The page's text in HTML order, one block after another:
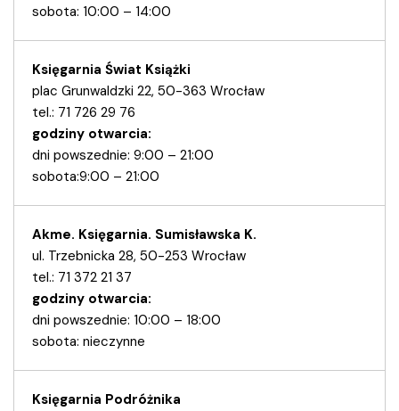
sobota: 10:00 – 14:00
Księgarnia Świat Książki
plac Grunwaldzki 22, 50-363 Wrocław
tel.: 71 726 29 76
godziny otwarcia:
dni powszednie: 9:00 – 21:00
sobota:9:00 – 21:00
Akme. Księgarnia. Sumisławska K.
ul. Trzebnicka 28, 50-253 Wrocław
tel.: 71 372 21 37
godziny otwarcia:
dni powszednie: 10:00 – 18:00
sobota: nieczynne
Księgarnia Podróżnika